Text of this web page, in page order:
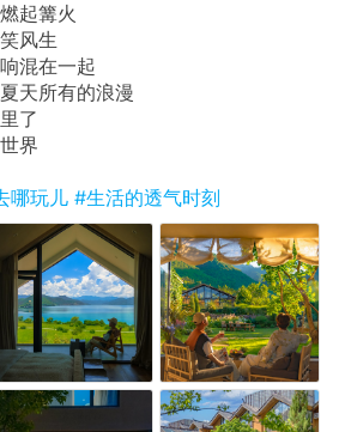
起篝火
风生
混在一起
天所有的浪漫
了
界
哪玩儿 #生活的透气时刻